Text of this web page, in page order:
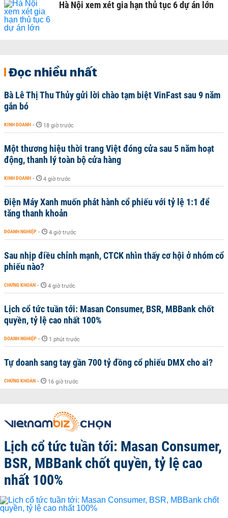
Hà Nội xem xét gia hạn thủ tục 6 dự án lớn
Đọc nhiều nhất
Bà Lê Thị Thu Thủy gửi lời chào tạm biệt VinFast sau 9 năm
gắn bó
KINH DOANH - 18 giờ trước
Một thương hiệu thời trang Việt đóng cửa sau 5 năm hoạt
động, thanh lý toàn bộ cửa hàng
KINH DOANH - 4 giờ trước
Điện Máy Xanh muốn phát hành cổ phiếu với tỷ lệ 1:1 để
tăng thanh khoản
DOANH NGHIỆP - 4 giờ trước
Sau nhịp điều chỉnh mạnh, CTCK nhìn thấy cơ hội ở nhóm cổ
phiếu nào?
CHỨNG KHOÁN - 4 giờ trước
Lịch cổ tức tuần tới: Masan Consumer, BSR, MBBank chốt
quyền, tỷ lệ cao nhất 100%
DOANH NGHIỆP - 1 phút trước
Tự doanh sang tay gần 700 tỷ đồng cổ phiếu DMX cho ai?
CHỨNG KHOÁN - 16 giờ trước
Lịch cổ tức tuần tới: Masan Consumer,
BSR, MBBank chốt quyền, tỷ lệ cao
nhất 100%